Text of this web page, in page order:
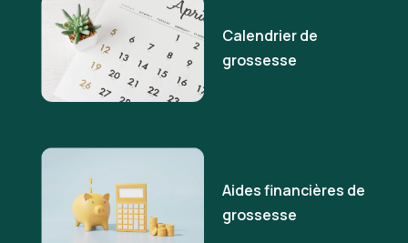
Calendrier de
grossesse
Aides financières de
grossesse